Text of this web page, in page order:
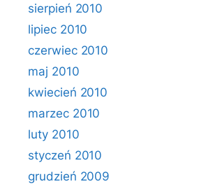
sierpień 2010
lipiec 2010
czerwiec 2010
maj 2010
kwiecień 2010
marzec 2010
luty 2010
styczeń 2010
grudzień 2009